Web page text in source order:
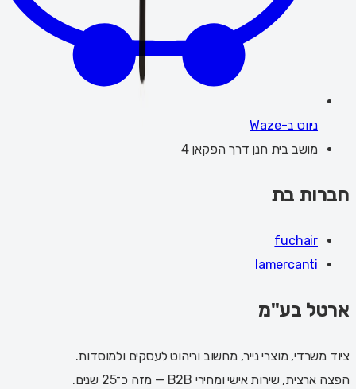
ניווט ב-Waze
מושב בית חנן דרך הפקאן 4
חברות בת
fuchair
lamercanti
ארטל בע"מ
ציוד משרדי, מוצרי נייר, מחשוב וריהוט לעסקים ולמוסדות.
הפצה ארצית, שירות אישי ומחירי B2B — מזה כ־25 שנים.